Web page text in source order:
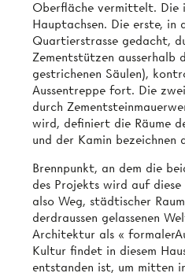
Oberfläche vermittelt. Die
Hauptachsen. Die erste, in
Quartierstrasse gedacht,
Zementstützen ausserhalb
gestrichenen Säulen),
Aussentreppe fort. Die
durch
wird, definiert die Räume
und der Kamin bezeichnen
Brennpunkt, an dem die
des Projekts wird auf
also Weg, städtischer
derdraussen gelassenen
Architektur als «
Kultur findet in diesem
entstanden ist, um mitten